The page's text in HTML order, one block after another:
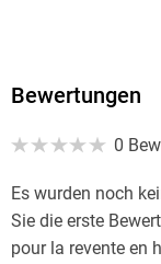
Bewertungen
0
Es wurden noch
Sie die erste
pour la revente en